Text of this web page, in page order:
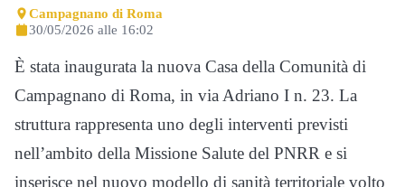
Campagnano di Roma
30/05/2026 alle 16:02
È stata inaugurata la nuova Casa della Comunità di
Campagnano di Roma, in via Adriano I n. 23. La
struttura rappresenta uno degli interventi previsti
nell’ambito della Missione Salute del PNRR e si
inserisce nel nuovo modello di sanità territoriale volto